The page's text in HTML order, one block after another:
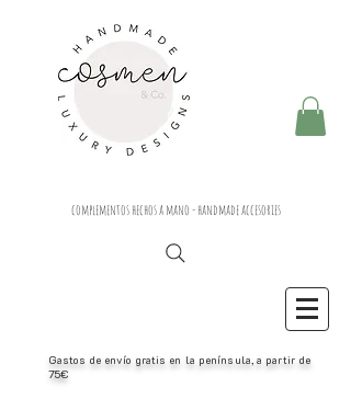
complementos hechos a mano - handmade accesories
Gastos de envío gratis en la península, a partir de
75€